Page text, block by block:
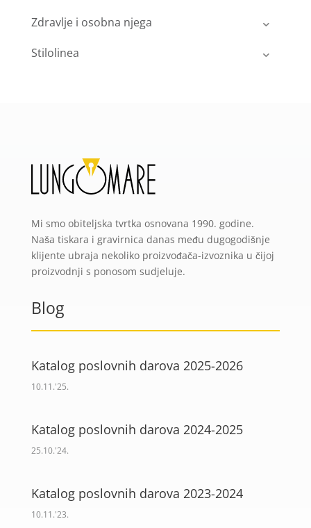
Zdravlje i osobna njega
Stilolinea
Mi smo obiteljska tvrtka osnovana 1990. godine.
Naša tiskara i gravirnica danas među dugogodišnje
klijente ubraja nekoliko proizvođača-izvoznika u čijoj
proizvodnji s ponosom sudjeluje.
Blog
Katalog poslovnih darova 2025-2026
10.11.'25.
Katalog poslovnih darova 2024-2025
25.10.'24.
Katalog poslovnih darova 2023-2024
10.11.'23.